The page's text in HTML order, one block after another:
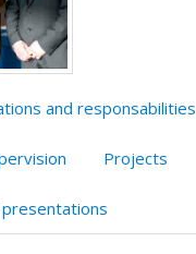
and responsabilities
Projects
presentations